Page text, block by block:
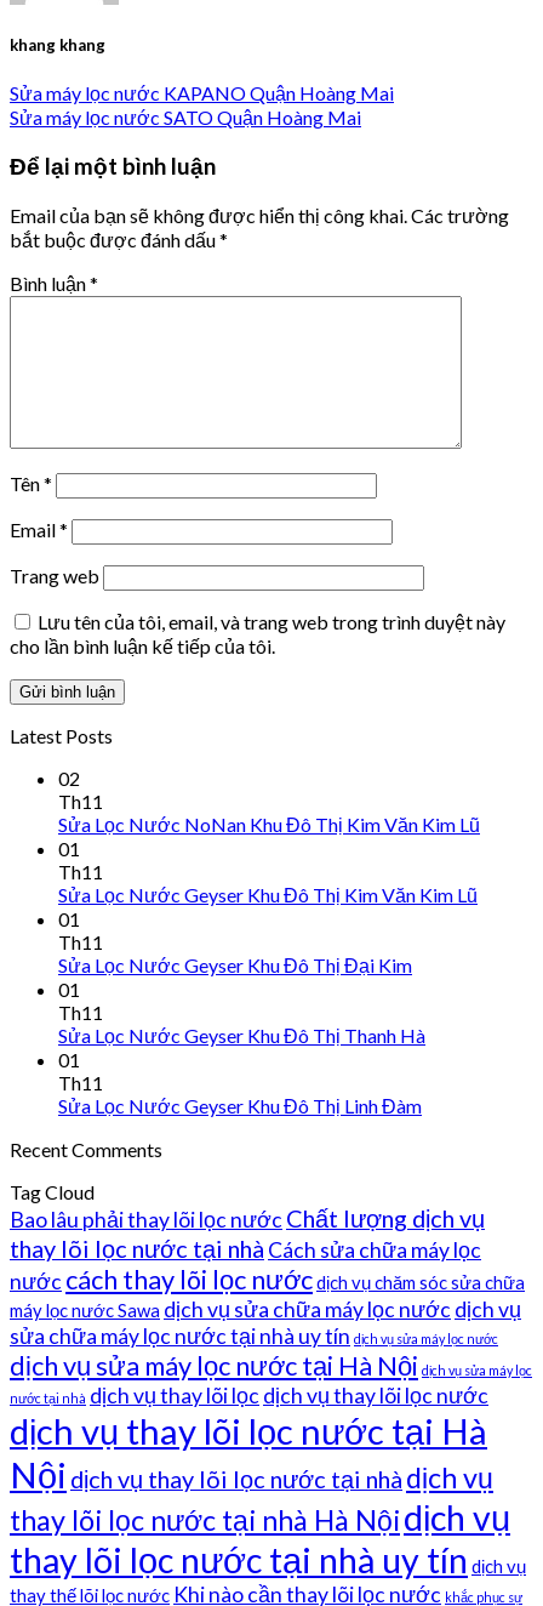
khang khang
Sửa máy lọc nước KAPANO Quận Hoàng Mai
Sửa máy lọc nước SATO Quận Hoàng Mai
Để lại một bình luận
Email của bạn sẽ không được hiển thị công khai. Các trường
bắt buộc được đánh dấu*
Bình luận*
Tên*
Email*
Trang web
Lưu tên của tôi, email, và trang web trong trình duyệt này
cho lần bình luận kế tiếp của tôi.
Latest Posts
02
Th11
Sửa Lọc Nước NoNan Khu Đô Thị Kim Văn Kim Lũ
01
Th11
Sửa Lọc Nước Geyser Khu Đô Thị Kim Văn Kim Lũ
01
Th11
Sửa Lọc Nước Geyser Khu Đô Thị Đại Kim
01
Th11
Sửa Lọc Nước Geyser Khu Đô Thị Thanh Hà
01
Th11
Sửa Lọc Nước Geyser Khu Đô Thị Linh Đàm
Recent Comments
Tag Cloud
Bao lâu phải thay lõi lọc nước Chất lượng dịch vụ
thay lõi lọc nước tại nhà Cách sửa chữa máy lọc
nước cách thay lõi lọc nướcdịch vụ chăm sóc sửa chữa
máy lọc nước Sawa dịch vụ sửa chữa máy lọc nước dịch vụ
sửa chữa máy lọc nước tại nhà uy tín dịch vụ sửa máy lọc nước
dịch vụ sửa máy lọc nước tại Hà Nội dịch vụ sửa máy lọc
nước tại nhà dịch vụ thay lõi lọc dịch vụ thay lõi lọc nước
dịch vụ thay lõi lọc nước tại Hà
Nội dịch vụ thay lõi lọc nước tại nhà dịch vụ
thay lõi lọc nước tại nhà Hà Nộidịch vụ
thay lõi lọc nước tại nhà uy tín dịch vụ
thay thế lõi lọc nước Khi nào cần thay lõi lọc nước khắc phục sự